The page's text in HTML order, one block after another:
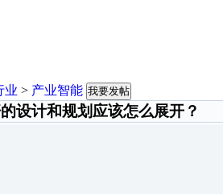
业 > 产业智能 我要发帖
设计和规划应该怎么展开？